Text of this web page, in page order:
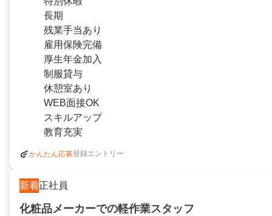
長期
残業手当あり
雇用保険完備
厚生年金加入
制服貸与
休憩室あり
WEB面接OK
スキルアップ
教育充実
かんたん応募登録エントリー
新着正社員
化粧品メーカーでの軽作業スタッフ